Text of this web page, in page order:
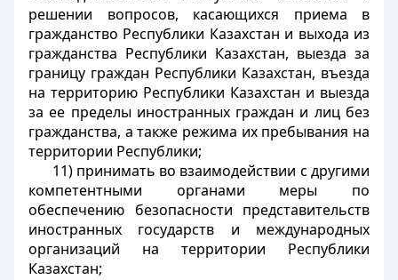
решении вопросов, касающихся приема в
гражданство Республики Казахстан и выхода из
гражданства Республики Казахстан, выезда за
границу граждан Республики Казахстан, въезда
на территорию Республики Казахстан и выезда
за ее пределы иностранных граждан и лиц без
гражданства, а также режима их пребывания на
территории Республики;
11) принимать во взаимодействии с другими
компетентными органами меры по
обеспечению безопасности представительств
иностранных государств и международных
организаций на территории Республики
Казахстан;